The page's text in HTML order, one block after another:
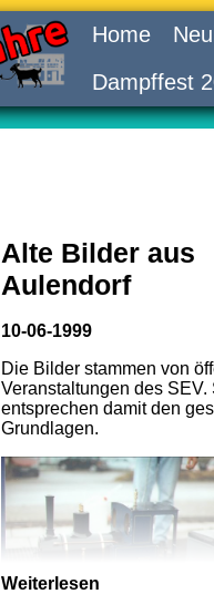
Home
Dampffest
Alte Bilder aus
Aulendorf
10-06-1999
Die Bilder stammen von
Veranstaltungen des SEV.
entsprechen damit den
Grundlagen.
Weiterlesen